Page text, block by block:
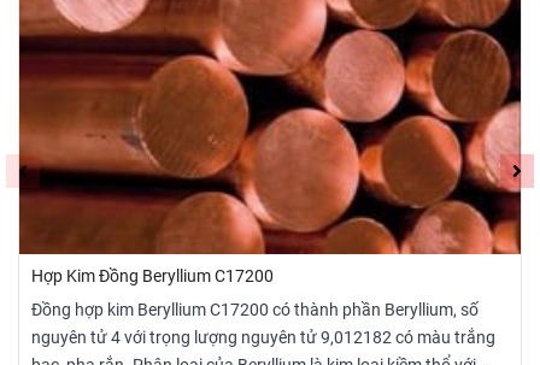
Hợp Kim Đồng Beryllium C17200
Đồng hợp kim Beryllium C17200 có thành phần Beryllium, số
nguyên tử 4 với trọng lượng nguyên tử 9,012182 có màu trắng